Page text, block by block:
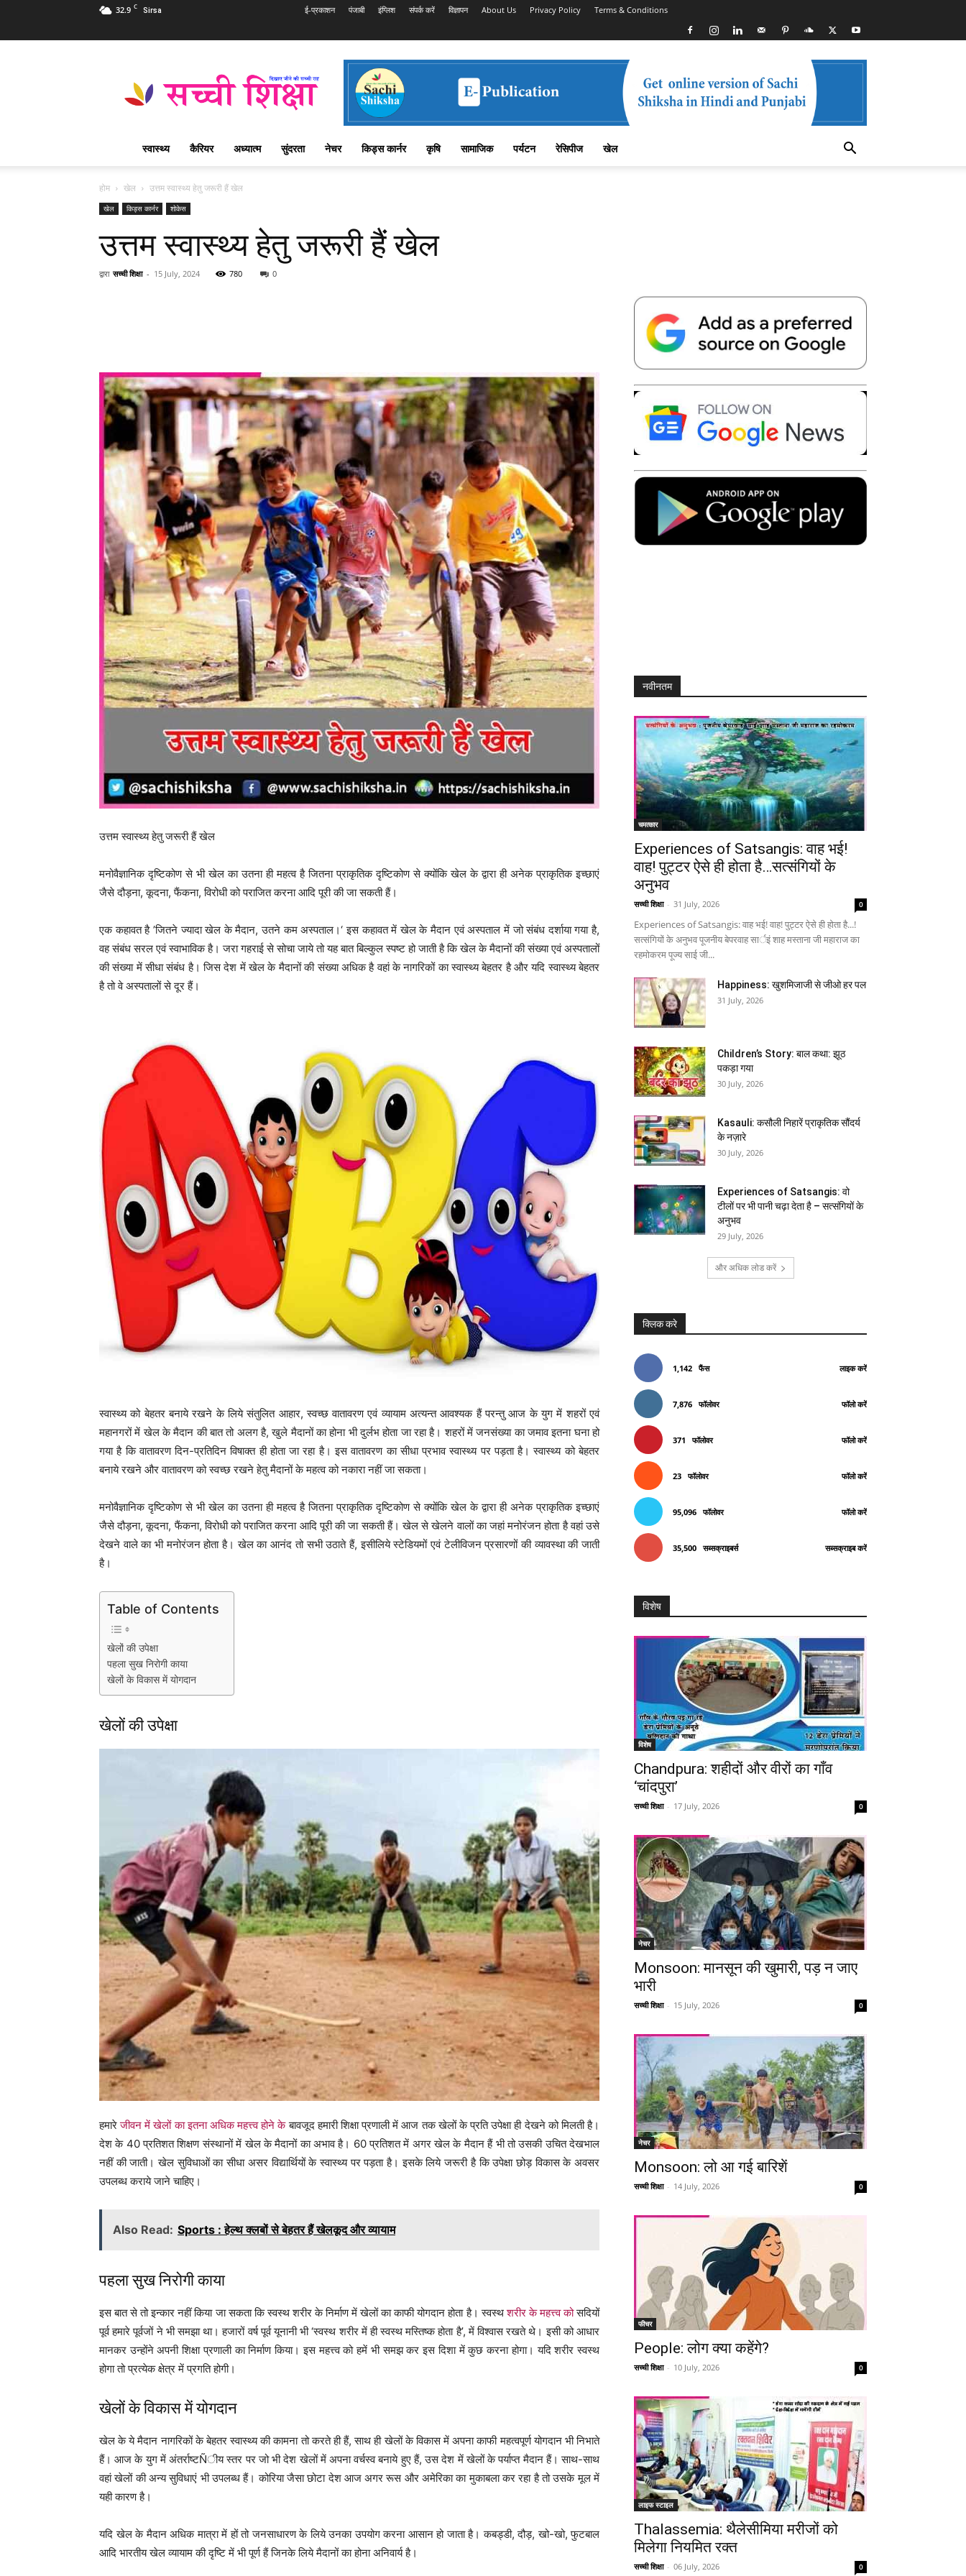
32.9 C Sirsa ई-प्रकाशन पंजाबी इंग्लिश संपर्क करें विज्ञापन About Us Privacy Policy Terms & Conditions
Shiksha
शिक्षा
पत्रिका
स्वास्थ्य कैरियर अध्यात्म सुंदरता नेचर किड्स कार्नर कृषि सामाजिक पर्यटन रेसिपीज खेल
होम खेल उत्तम स्वास्थ्य हेतु जरूरी हैं खेल
खेल किड्स कार्नर शोकेस
उत्तम स्वास्थ्य हेतु जरूरी हैं खेल
द्वारा सच्ची शिक्षा - 15 July, 2024 780 0
Telegram Copy URL
उत्तम स्वास्थ्य हेतु जरूरी हैं खेल
मनोवैज्ञानिक दृष्टिकोण से भी खेल का उतना ही महत्व है जितना प्राकृतिक दृष्टिकोण से क्योंकि खेल के द्वारा ही अनेक प्राकृतिक इच्छाएं
जैसे दौड़ना, कूदना, फैंकना, विरोधी को पराजित करना आदि पूरी की जा सकती हैं।
एक कहावत है ’जितने ज्यादा खेल के मैदान, उतने कम अस्पताल।‘ इस कहावत में खेल के मैदान एवं अस्पताल में जो संबंध दर्शाया गया है,
वह संबंध सरल एवं स्वाभाविक है। जरा गहराई से सोचा जाये तो यह बात बिल्कुल स्पष्ट हो जाती है कि खेल के मैदानों की संख्या एवं अस्पतालों
की संख्या में सीधा संबंध है। जिस देश में खेल के मैदानों की संख्या अधिक है वहां के नागरिकों का स्वास्थ्य बेहतर है और यदि स्वास्थ्य बेहतर
है तो वे अस्पतालों से दूर हैं।
स्वास्थ्य को बेहतर बनाये रखने के लिये संतुलित आहार, स्वच्छ वातावरण एवं व्यायाम अत्यन्त आवश्यक हैं परन्तु आज के युग में शहरों एवं
महानगरों में खेल के मैदान की बात तो अलग है, खुले मैदानों का होना भी दुर्लभ होता जा रहा है। शहरों में जनसंख्या का जमाव इतना घना हो
गया है कि वातावरण दिन-प्रतिदिन विषाक्त ही होता जा रहा है। इस वातावरण का सीधा प्रभाव स्वास्थ्य पर पड़ता है। स्वास्थ्य को बेहतर
बनाये रखने और वातावरण को स्वच्छ रखने हेतु मैदानों के महत्व को नकारा नहीं जा सकता।
मनोवैज्ञानिक दृष्टिकोण से भी खेल का उतना ही महत्व है जितना प्राकृतिक दृष्टिकोण से क्योंकि खेल के द्वारा ही अनेक प्राकृतिक इच्छाएं
जैसे दौड़ना, कूदना, फैंकना, विरोधी को पराजित करना आदि पूरी की जा सकती हैं। खेल से खेलने वालों का जहां मनोरंजन होता है वहां उसे
देखने वाले का भी मनोरंजन होता है। खेल का आनंद तो सभी उठाते हैं, इसीलिये स्टेडियमों एवं टेलीविजन प्रसारणों की व्यावस्था की जाती
है।
Table of Contents
खेलों की उपेक्षा
पहला सुख निरोगी काया
खेलों के विकास में योगदान
खेलों की उपेक्षा
हमारेजीवन में खेलों का इतना अधिक महत्त्व होने केबावजूद हमारी शिक्षा प्रणाली में आज तक खेलों के प्रति उपेक्षा ही देखने को मिलती है।
देश के 40 प्रतिशत शिक्षण संस्थानों में खेल के मैदानों का अभाव है। 60 प्रतिशत में अगर खेल के मैदान हैं भी तो उसकी उचित देखभाल
नहीं की जाती। खेल सुविधाओं का सीधा असर विद्यार्थियों के स्वास्थ्य पर पड़ता है। इसके लिये जरूरी है कि उपेक्षा छोड़ विकास के अवसर
उपलब्ध कराये जाने चाहिए।
Also Read: Sports : हेल्थ क्लबों से बेहतर हैं खेलकूद और व्यायाम
पहला सुख निरोगी काया
इस बात से तो इन्कार नहीं किया जा सकता कि स्वस्थ शरीर के निर्माण में खेलों का काफी योगदान होता है। स्वस्थशरीर के महत्त्व कोसदियों
पूर्व हमारे पूर्वजों ने भी समझा था। हजारों वर्ष पूर्व यूनानी भी ‘स्वस्थ शरीर में ही स्वस्थ मस्तिष्क होता है’, में विश्वास रखते थे। इसी को आधार
मानकर उन्होंने अपनी शिक्षा प्रणाली का निर्माण किया। इस महत्त्व को हमें भी समझ कर इस दिशा में कुछ करना होगा। यदि शरीर स्वस्थ
होगा तो प्रत्येक क्षेत्र में प्रगति होगी।
खेलों के विकास में योगदान
खेल के ये मैदान नागरिकों के बेहतर स्वास्थ्य की कामना तो करते ही हैं, साथ ही खेलों के विकास में अपना काफी महत्वपूर्ण योगदान भी निभाते
हैं। आज के युग में अंतर्राष्टÑीय स्तर पर जो भी देश खेलों में अपना वर्चस्व बनाये हुए हैं, उस देश में खेलों के पर्याप्त मैदान हैं। साथ-साथ
वहां खेलों की अन्य सुविधाएं भी उपलब्ध हैं। कोरिया जैसा छोटा देश आज अगर रूस और अमेरिका का मुकाबला कर रहा है तो उसके मूल में
यही कारण है।
यदि खेल के मैदान अधिक मात्रा में हों तो जनसाधारण के लिये उनका उपयोग करना आसान हो जाता है। कबड्डी, दौड़, खो-खो, फुटबाल
आदि भारतीय खेल व्यायाम की दृष्टि में भी पूर्ण हैं जिनके लिये मैदानों का होना अनिवार्य है।
नवीनतम
चमत्कार
Experiences of Satsangis: वाह भई!
वाह! पुट्टर ऐसे ही होता है…सत्संगियों के
अनुभव
सच्ची शिक्षा - 31 July, 2026 0
Experiences of Satsangis: वाह भई! वाह! पुट्टर ऐसे ही होता है...!
सत्संगियों के अनुभव पूजनीय बेपरवाह सार्इं शाह मस्ताना जी महाराज का
रहमोकरम पूज्य साई जी...
Happiness: खुशमिजाजी से जीओ हर पल
31 July, 2026
Children’s Story: बाल कथा: झूठ
पकड़ा गया
30 July, 2026
Kasauli: कसौली निहारें प्राकृतिक सौंदर्य
के नज़ारे
30 July, 2026
Experiences of Satsangis: वो
टीलों पर भी पानी चढ़ा देता है – सत्संगियों के
अनुभव
29 July, 2026
और अधिक लोड करें
क्लिक करे
1,142 फैंस लाइक करें
7,876 फॉलोवर फॉलो करें
371 फॉलोवर फॉलो करें
23 फॉलोवर फॉलो करें
95,096 फॉलोवर फॉलो करें
35,500 सब्सक्राइबर्स सब्सक्राइब करें
विशेष
विशेष
Chandpura: शहीदों और वीरों का गाँव
‘चांदपुरा’
सच्ची शिक्षा - 17 July, 2026 0
नेचर
Monsoon: मानसून की खुमारी, पड़ न जाए
भारी
सच्ची शिक्षा - 15 July, 2026 0
नेचर
Monsoon: लो आ गई बारिशें
सच्ची शिक्षा - 14 July, 2026 0
फीचर
People: लोग क्या कहेंगे?
सच्ची शिक्षा - 10 July, 2026 0
लाइफ स्टाइल
Thalassemia: थैलेसीमिया मरीजों को
मिलेगा नियमित रक्त
सच्ची शिक्षा - 06 July, 2026 0